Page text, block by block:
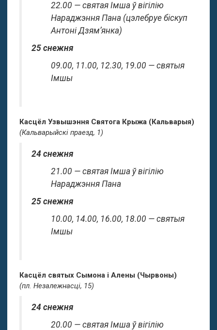
22.00 — святая Імша ў вігілію
Нараджэння Пана (цэлебруе біскуп
Антоні Дзям’янка)
25 снежня
09.00, 11.00, 12.30, 19.00 — святыя
Імшы
Касцёл Узвышэння Святога Крыжа (Кальварыя)
(Кальварыйскі праезд, 1)
24 снежня
21.00 — святая Імша ў вігілію
Нараджэння Пана
25 снежня
10.00, 14.00, 16.00, 18.00 — святыя
Імшы
Касцёл святых Сымона і Алены (Чырвоны)
(пл. Незалежнасці, 15)
24 снежня
20.00 — святая Імша ў вігілію